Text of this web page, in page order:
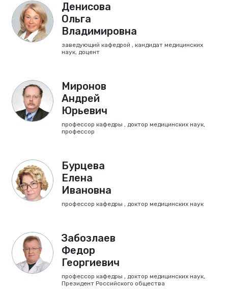
Денисова
Ольга
Владимировна
заведующий кафедрой , кандидат медицинских
наук, доцент
Миронов
Андрей
Юрьевич
профессор кафедры , доктор медицинских наук,
профессор
Бурцева
Елена
Ивановна
профессор кафедры , доктор медицинских наук
Забозлаев
Федор
Георгиевич
профессор кафедры , доктор медицинских наук,
Президент Российского общества